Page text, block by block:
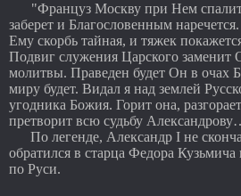
"Француз Москву при Нем
заберет и Благословенным
Ему скорбь тайная, и тяжек
Подвиг служения Царского заменит
молитвы. Праведен будет Он в очах
миру будет. Видал я над землей
угодника Божия. Горит она,
претворит всю судьбу
По легенде, Александр I не
обратился в старца Федора
по Руси.